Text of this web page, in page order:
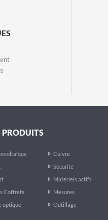
PRODUITS
Coffrets
optique
Cuivre
Sécurité
Matériels actifs
Mesures
Outillage